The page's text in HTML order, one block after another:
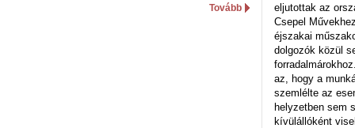
Tovább
eljutottak az
Csepel
éjszakai
dolgozók közül
az, hogy a
szemlélte az
helyzetben sem
kívülállóként